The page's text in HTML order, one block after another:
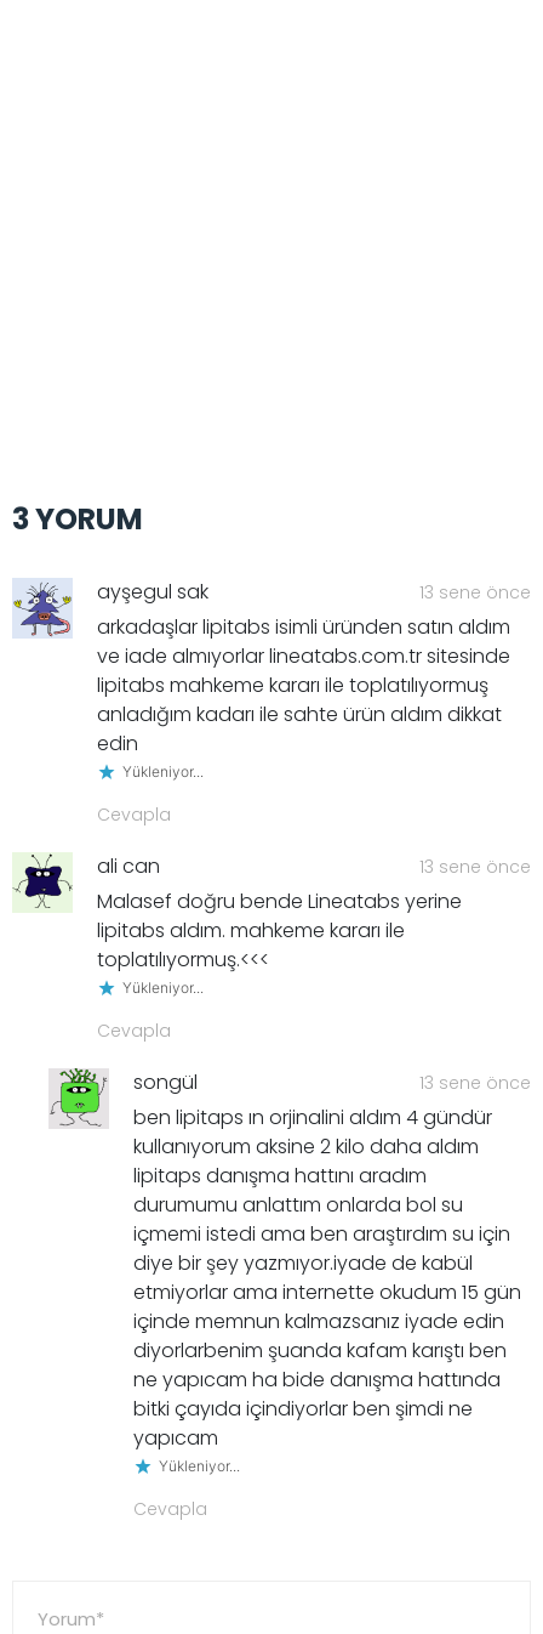
3 YORUM
ayşegul sak 13 sene önce
arkadaşlar lipitabs isimli üründen satın aldım
ve iade almıyorlar lineatabs.com.tr sitesinde
lipitabs mahkeme kararı ile toplatılıyormuş
anladığım kadarı ile sahte ürün aldım dikkat
edin
Yükleniyor...
Cevapla
ali can 13 sene önce
Malasef doğru bende Lineatabs yerine
lipitabs aldım. mahkeme kararı ile
toplatılıyormuş.<<<
Yükleniyor...
Cevapla
songül 13 sene önce
ben lipitaps ın orjinalini aldım 4 gündür
kullanıyorum aksine 2 kilo daha aldım
lipitaps danışma hattını aradım
durumumu anlattım onlarda bol su
içmemi istedi ama ben araştırdım su için
diye bir şey yazmıyor.iyade de kabül
etmiyorlar ama internette okudum 15 gün
içinde memnun kalmazsanız iyade edin
diyorlarbenim şuanda kafam karıştı ben
ne yapıcam ha bide danışma hattında
bitki çayıda içindiyorlar ben şimdi ne
yapıcam
Yükleniyor...
Cevapla